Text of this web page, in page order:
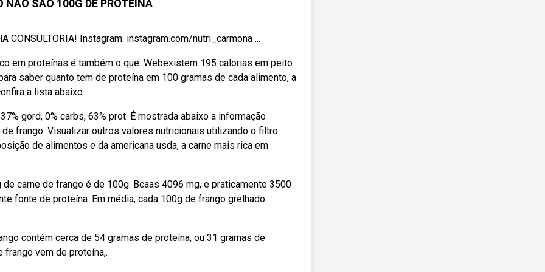
NÃO SÃO 100G DE PROTEÍNA
CONSULTORIA! Instagram: instagram.com/nutri_carmona ...
em proteínas é também o que. Webexistem 195 calorias em peito
saber quanto tem de proteína em 100 gramas de cada alimento, a
a lista abaixo:
gord, 0% carbs, 63% prot. É mostrada abaixo a informação
frango. Visualizar outros valores nutricionais utilizando o filtro.
de alimentos e da americana usda, a carne mais rica em
carne de frango é de 100g: Bcaas 4096 mg, e praticamente 3500
fonte de proteína. Em média, cada 100g de frango grelhado
contém cerca de 54 gramas de proteína, ou 31 gramas de
vem de proteína,.